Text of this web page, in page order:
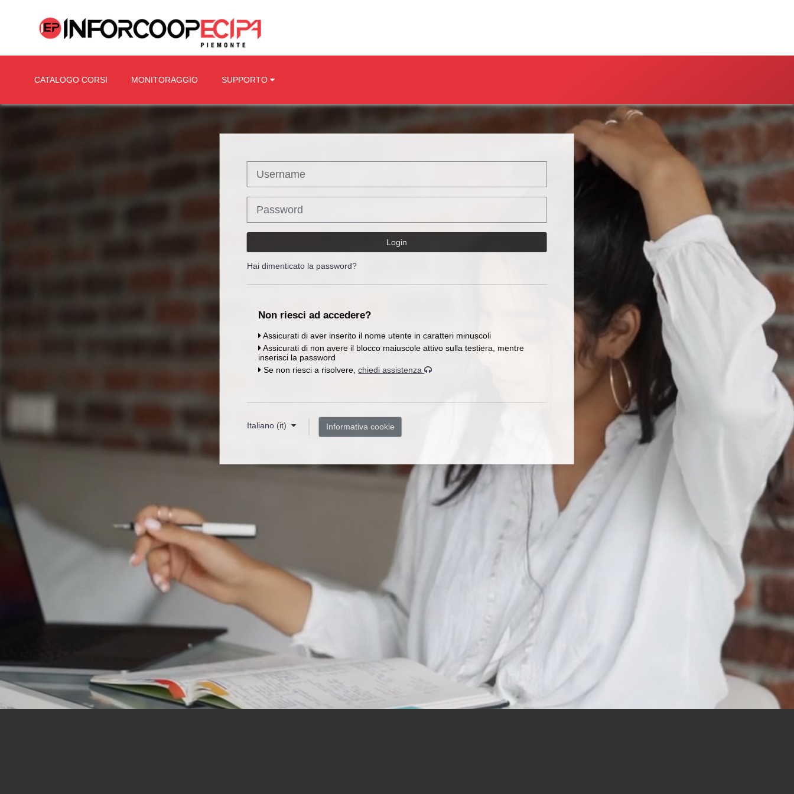
CATALOGO CORSI MONITORAGGIO SUPPORTO
Vai al contenuto principale
Login
Hai dimenticato la password?
Non riesci ad accedere?
Assicurati di aver inserito il nome utente in caratteri minuscoli
Assicurati di non avere il blocco maiuscole attivo sulla testiera, mentre
inserisci la password
Se non riesci a risolvere,chiedi assistenza
Italiano ‎(it)‎ Informativa cookie